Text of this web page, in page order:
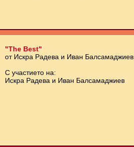
"The Best"
от Искра Радева и Иван Балсамаджиев
С участието на:
Искра Радева и Иван Балсамаджиев